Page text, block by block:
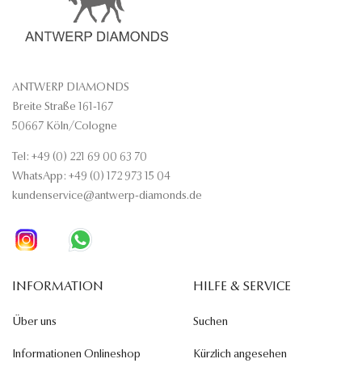
ANTWERP DIAMONDS
Breite Straße 161-167
50667 Köln/Cologne
Tel: +49 (0) 221 69 00 63 70
WhatsApp: +49 (0) 172 973 15 04
kundenservice@antwerp-diamonds.de
INFORMATION
Über uns
Informationen Onlineshop
HILFE & SERVICE
Suchen
Kürzlich angesehen